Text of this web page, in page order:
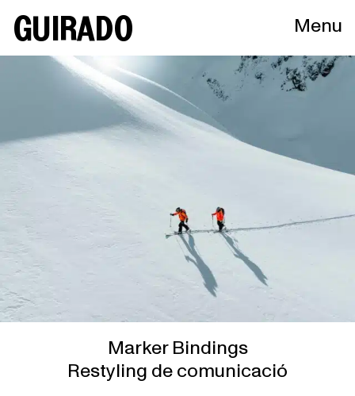
GUIRADO Menu
Marker Bindings
Restyling de comunicació